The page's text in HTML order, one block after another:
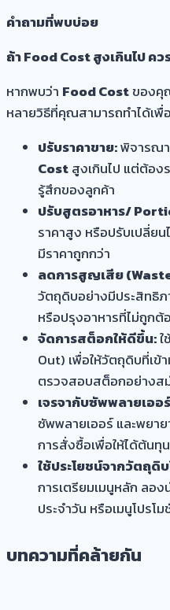
คำถามที่พบบ่อย
ถ้า Food Cost สูงเกินไป คว
หากพบว่า Food Costของคุ
หลายวิธีที่คุณสามารถทำได้เ
ปรับราคาขาย:พิจารณา
Costสูงเกินไป แต่ต้อง
รู้สึกของลูกค้า
ปรับสูตรอาหาร/
ราคาสูง หรือปรับเปลี่ย
มีราคาถูกกว่า
ลดการสูญเสีย
วัตถุดิบอย่างมีประสิทธิ
หรือปรุงอาหารที่ไม่ถูกต้
จัดการสต็อกให้ดีขึ้น:
Out) เพื่อให้วัตถุดิบที่เข้
ตรวจสอบสต็อกอย่างส
เจรจากับซัพพลายเออ
ซัพพลายเออร์ และพยา
การสั่งซื้อเพื่อให้ได้ต้นทุ
ใช้ประโยชน์จากวัตถุดิ
การเตรียมเมนูหลัก ลอง
ประจำวัน หรือเมนูโปรโม
บทความที่คล้ายกัน